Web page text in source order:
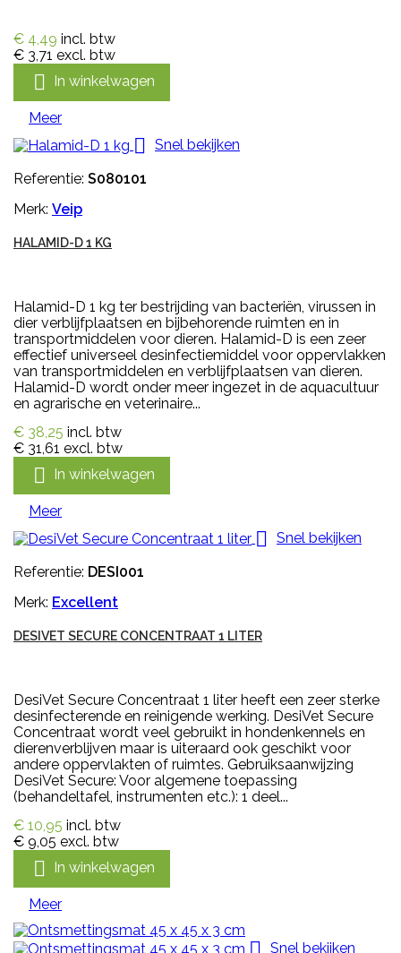
€ 4,49 incl. btw
€ 3,71 excl. btw
 In winkelwagen
Meer
 Snel bekijken
Referentie: S080101
Merk: Veip
HALAMID-D 1 KG
Halamid-D 1 kg ter bestrijding van bacteriën, virussen in
dier verblijfplaatsen en bijbehorende ruimten en in
transportmiddelen voor dieren. Halamid-D is een zeer
effectief universeel desinfectiemiddel voor oppervlakken
van transportmiddelen en verblijfplaatsen van dieren.
Halamid-D wordt onder meer ingezet in de aquacultuur
en agrarische en veterinaire...
€ 38,25 incl. btw
€ 31,61 excl. btw
 In winkelwagen
Meer
 Snel bekijken
Referentie: DESI001
Merk: Excellent
DESIVET SECURE CONCENTRAAT 1 LITER
DesiVet Secure Concentraat 1 liter heeft een zeer sterke
desinfecterende en reinigende werking. DesiVet Secure
Concentraat wordt veel gebruikt in hondenkennels en
dierenverblijven maar is uiteraard ook geschikt voor
andere oppervlakten of ruimtes. Gebruiksaanwijzing
DesiVet Secure: Voor algemene toepassing
(behandeltafel, instrumenten etc.): 1 deel...
€ 10,95 incl. btw
€ 9,05 excl. btw
 In winkelwagen
Meer
Snel bekijken